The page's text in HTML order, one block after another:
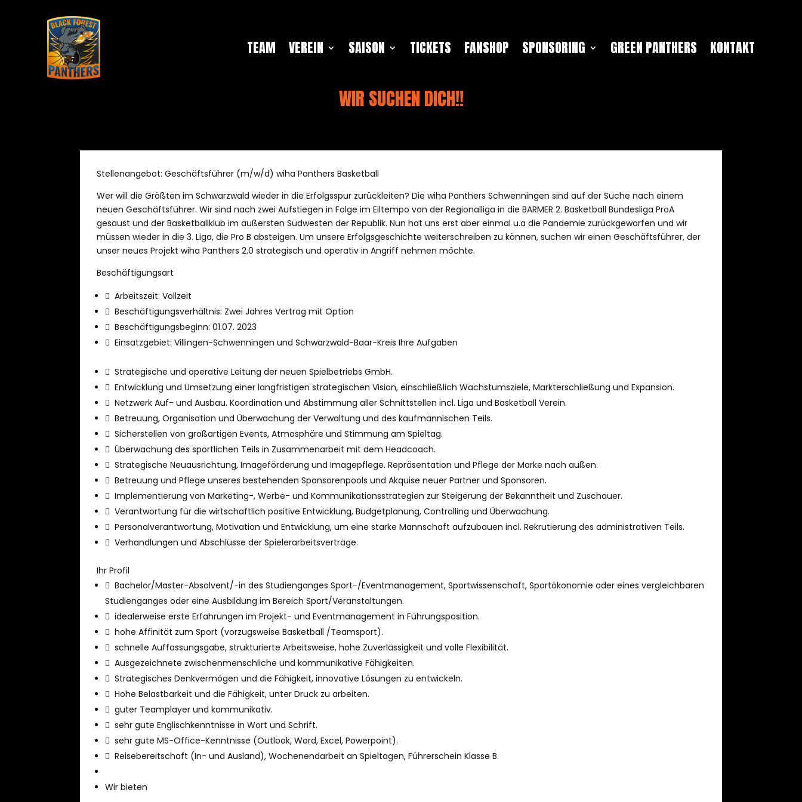
TEAM VEREIN SAISON TICKETS FANSHOP SPONSORING GREEN PANTHERS KONTAKT
WIR SUCHEN DICH!!
Stellenangebot: Geschäftsführer (m/w/d) wiha Panthers Basketball
Wer will die Größten im Schwarzwald wieder in die Erfolgsspur zurückleiten? Die wiha Panthers Schwenningen sind auf der Suche nach einem
neuen Geschäftsführer. Wir sind nach zwei Aufstiegen in Folge im Eiltempo von der Regionalliga in die BARMER 2. Basketball Bundesliga ProA
gesaust und der Basketballklub im äußersten Südwesten der Republik. Nun hat uns erst aber einmal u.a die Pandemie zurückgeworfen und wir
müssen wieder in die 3. Liga, die Pro B absteigen. Um unsere Erfolgsgeschichte weiterschreiben zu können, suchen wir einen Geschäftsführer, der
unser neues Projekt wiha Panthers 2.0 strategisch und operativ in Angriff nehmen möchte.
Beschäftigungsart
 Arbeitszeit: Vollzeit
 Beschäftigungsverhältnis: Zwei Jahres Vertrag mit Option
 Beschäftigungsbeginn: 01.07. 2023
 Einsatzgebiet: Villingen-Schwenningen und Schwarzwald-Baar-Kreis Ihre Aufgaben
 Strategische und operative Leitung der neuen Spielbetriebs GmbH.
 Entwicklung und Umsetzung einer langfristigen strategischen Vision, einschließlich Wachstumsziele, Markterschließung und Expansion.
 Netzwerk Auf- und Ausbau. Koordination und Abstimmung aller Schnittstellen incl. Liga und Basketball Verein.
 Betreuung, Organisation und Überwachung der Verwaltung und des kaufmännischen Teils.
 Sicherstellen von großartigen Events, Atmosphäre und Stimmung am Spieltag.
 Überwachung des sportlichen Teils in Zusammenarbeit mit dem Headcoach.
 Strategische Neuausrichtung, Imageförderung und Imagepflege. Repräsentation und Pflege der Marke nach außen.
 Betreuung und Pflege unseres bestehenden Sponsorenpools und Akquise neuer Partner und Sponsoren.
 Implementierung von Marketing-, Werbe- und Kommunikationsstrategien zur Steigerung der Bekanntheit und Zuschauer.
 Verantwortung für die wirtschaftlich positive Entwicklung, Budgetplanung, Controlling und Überwachung.
 Personalverantwortung, Motivation und Entwicklung, um eine starke Mannschaft aufzubauen incl. Rekrutierung des administrativen Teils.
 Verhandlungen und Abschlüsse der Spielerarbeitsverträge.
Ihr Profil
 Bachelor/Master-Absolvent/-in des Studienganges Sport-/Eventmanagement, Sportwissenschaft, Sportökonomie oder eines vergleichbaren
Studienganges oder eine Ausbildung im Bereich Sport/Veranstaltungen.
 idealerweise erste Erfahrungen im Projekt- und Eventmanagement in Führungsposition.
 hohe Affinität zum Sport (vorzugsweise Basketball /Teamsport).
 schnelle Auffassungsgabe, strukturierte Arbeitsweise, hohe Zuverlässigkeit und volle Flexibilität.
 Ausgezeichnete zwischenmenschliche und kommunikative Fähigkeiten.
 Strategisches Denkvermögen und die Fähigkeit, innovative Lösungen zu entwickeln.
 Hohe Belastbarkeit und die Fähigkeit, unter Druck zu arbeiten.
 guter Teamplayer und kommunikativ.
 sehr gute Englischkenntnisse in Wort und Schrift.
 sehr gute MS-Office-Kenntnisse (Outlook, Word, Excel, Powerpoint).
 Reisebereitschaft (In- und Ausland), Wochenendarbeit an Spieltagen, Führerschein Klasse B.
Wir bieten